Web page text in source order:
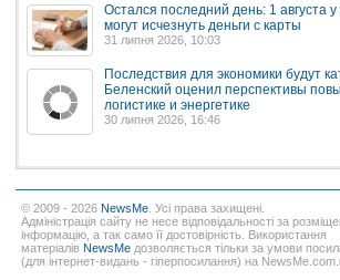
Остался последний день: 1 августа
могут исчезнуть деньги с карты
31 липня 2026, 10:03
Последствия для экономики будут
Беленский оценил перспективы
логистике и энергетике
30 липня 2026, 16:46
© 2009 - 2026 NewsMe . Усі права захищені.
Адміністрація сайту не несе відповідальності за
інформацію, а так само її достовірність. Використання
матеріалів NewsMe дозволяється тільки за умови
(для інтернет-видань - гіперпосилання) на